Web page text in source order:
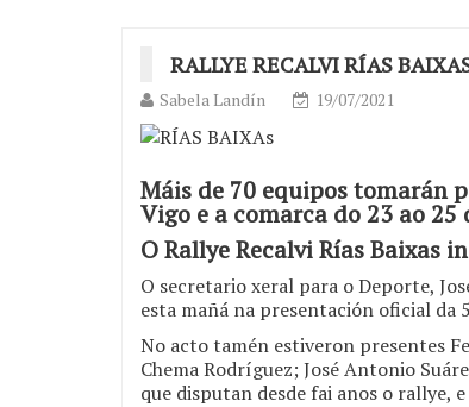
RALLYE RECALVI RÍAS
Sabela Landín 19/07/2021
Máis de 70 equipos tomarán
Vigo e a comarca do 23 ao 25
O Rallye Recalvi Rías Baixas
O secretario xeral para o Deporte,
esta mañá na presentación oficial da
No acto tamén estiveron presentes
Chema Rodríguez; José Antonio
que disputan desde fai anos o rallye,